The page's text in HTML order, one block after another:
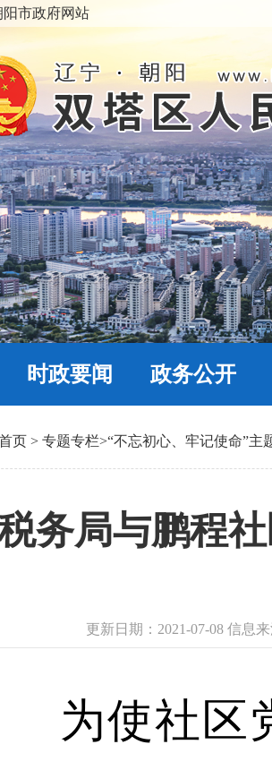
阳市政府网站
时政要闻 政务公开
页 > 专题专栏>“不忘初心、牢记使命”主
务局与鹏程
更新日期：2021-07-08 信息
为使社区